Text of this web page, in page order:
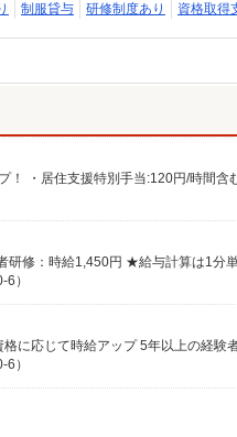
制服貸与 研修制度あり 資格取得
・居住支援特別手当:120円/時間
研修：時給1,450円 ★給与計算は1分
）
に応じて時給アップ 5年以上の経験
）